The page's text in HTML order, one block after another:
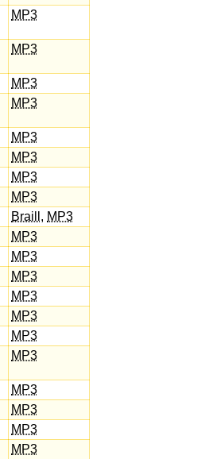
MP3
MP3
MP3
MP3
MP3
MP3
MP3
MP3
Braill , MP3
MP3
MP3
MP3
MP3
MP3
MP3
MP3
MP3
MP3
MP3
MP3